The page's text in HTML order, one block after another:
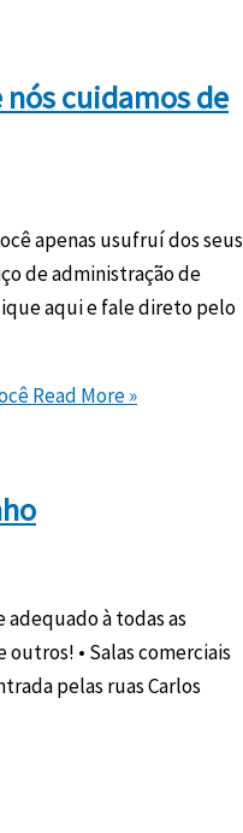
cuidamos de
apenas usufruí dos seus
de administração de
aqui e fale direto pelo
Read More »
à todas as
• Salas comerciais
pelas ruas Carlos